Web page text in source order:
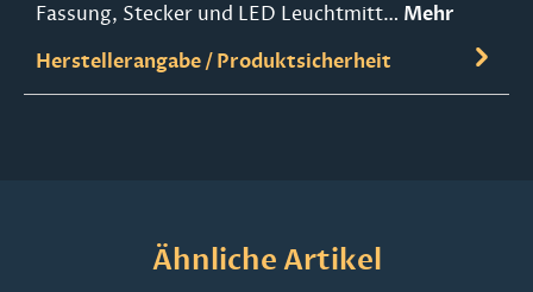
Fassung, Stecker und LED Leuchtmitt… Mehr
Herstellerangabe / Produktsicherheit
Produktgalerie überspringen
Ähnliche Artikel